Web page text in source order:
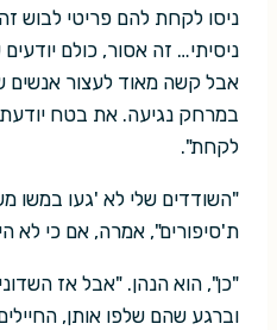
ניסו לקחת להם פריטי לבוש
ניסיתי… זה אסור, כולם
אבל קשה מאוד לעצור אנשים
במרחק נגיעה. את בטח
לקחת".
"השודדים שלי לא 'געו במשו
ת'סיפורים", אמרה, אם כי לא
"כן", הוא הנהן. "אבל אז
וברגע שהם שלפו אותן,